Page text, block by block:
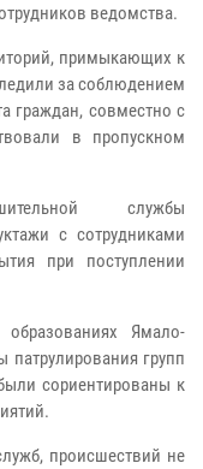
ведомства.
примыкающих к
за соблюдением
граждан, совместно с
в пропускном
службы
с сотрудниками
при поступлении
Ямало-
патрулирования групп
сориентированы к
происшествий не